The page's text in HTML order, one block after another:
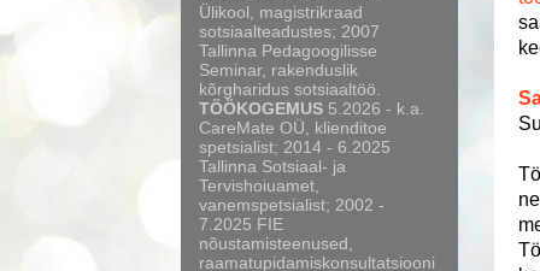
Ülikool, magistrikraad
sotsiaalteadustes; 2007
Tallinna Pedagoogilisse
Seminar, rakenduslik
kõrgharidus sotsiaaltöö.
TÖÖKOGEMUS 5.2026 - k.a.
CareMate OÜ, klienditoe
spetsialist; 2014 - 6.2025
Tallinna Sotsiaal- ja
Tervishoiuamet,
vanemspetsialist; 2002 -
7.2025 FIE
nõustamisteenused,
raamatupidamiskonsultatsiooni